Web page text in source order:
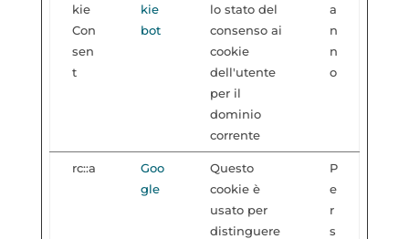
kie
Con
sen
t
kie
bot
lo stato del
consenso ai
cookie
dell'utente
per il
dominio
corrente
a
n
n
o
rc::a
Goo
gle
Questo
cookie è
usato per
distinguere
P
e
r
s